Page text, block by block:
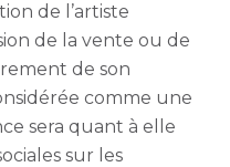
de l’artiste
de la vente ou de
de son
comme une
sera quant à elle
sur les